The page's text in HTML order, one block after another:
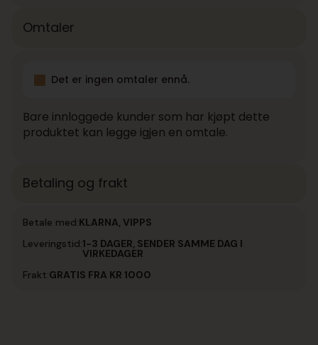
Omtaler
Det er ingen omtaler ennå.
Bare innloggede kunder som har kjøpt dette
produktet kan legge igjen en omtale.
Betaling og frakt
Betale med:KLARNA, VIPPS
Leveringstid:1-3 DAGER, SENDER SAMME DAG I
VIRKEDAGER
Frakt:GRATIS FRA KR 1000